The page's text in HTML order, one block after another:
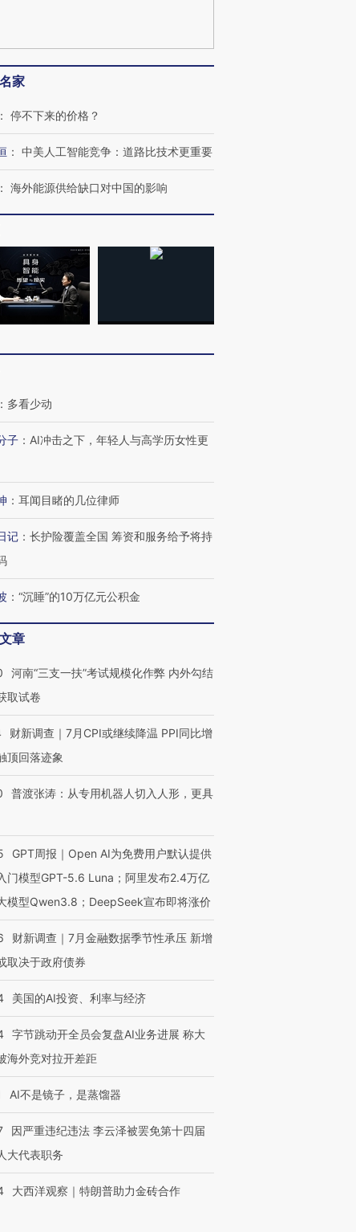
走私7万
视线｜被称为“蟑螂”的印
育部长拱下台
飞地休达
四届链博
“链”接产
【特别呈现】寻找100种
CFO：不靠规模取胜，华
家
： 停不下来的价格？
： 中美人工智能竞争：道路比技术更重要
： 海外能源供给缺口对中国的影响
： 多看少动
子 ： AI冲击之下，年轻人与高学历女性更
： 耳闻目睹的几位律师
记 ： 长护险覆盖全国 筹资和服务给予将持
： “沉睡”的10万亿元公积金
章
河南“三支一扶”考试规模化作弊 内外勾结
取试卷
财新调查｜7月CPI或继续降温 PPI同比增
顶回落迹象
普渡张涛：从专用机器人切入人形，更具
GPT周报｜Open AI为免费用户默认提供
门模型GPT-5.6 Luna；阿里发布2.4万亿
模型Qwen3.8；DeepSeek宣布即将涨价
财新调查｜7月金融数据季节性承压 新增
取决于政府债券
美国的AI投资、利率与经济
字节跳动开全员会复盘AI业务进展 称大
海外竞对拉开差距
AI不是镜子，是蒸馏器
因严重违纪违法 李云泽被罢免第十四届
大代表职务
大西洋观察｜特朗普助力金砖合作